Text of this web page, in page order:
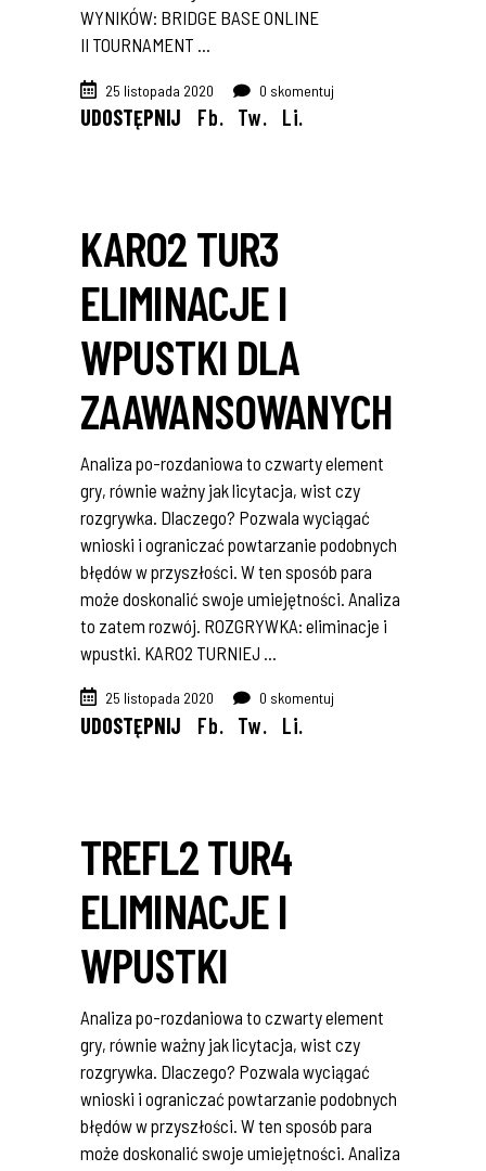
WYNIKÓW: BRIDGE BASE ONLINE
II TOURNAMENT
25 listopada 2020 0 skomentuj
UDOSTĘPNIJ Fb. Tw. Li.
KARO2 TUR3
ELIMINACJE I
WPUSTKI DLA
ZAAWANSOWANYCH
Analiza po-rozdaniowa to czwarty element
gry, równie ważny jak licytacja, wist czy
rozgrywka. Dlaczego? Pozwala wyciągać
wnioski i ograniczać powtarzanie podobnych
błędów w przyszłości. W ten sposób para
może doskonalić swoje umiejętności. Analiza
to zatem rozwój. ROZGRYWKA: eliminacje i
wpustki. KARO2 TURNIEJ
25 listopada 2020 0 skomentuj
UDOSTĘPNIJ Fb. Tw. Li.
TREFL2 TUR4
ELIMINACJE I
WPUSTKI
Analiza po-rozdaniowa to czwarty element
gry, równie ważny jak licytacja, wist czy
rozgrywka. Dlaczego? Pozwala wyciągać
wnioski i ograniczać powtarzanie podobnych
błędów w przyszłości. W ten sposób para
może doskonalić swoje umiejętności. Analiza